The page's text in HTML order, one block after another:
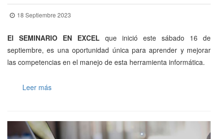
18 Septiembre 2023
El SEMINARIO EN EXCEL que inició este sábado 16 de
septiembre, es una oportunidad única para aprender y mejorar
las competencias en el manejo de esta herramienta informática.
Leer más